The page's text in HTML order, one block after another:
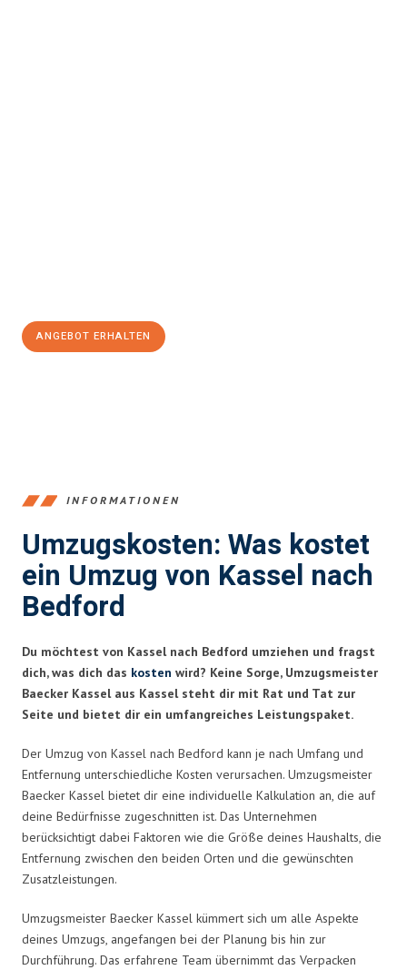
ANGEBOT ERHALTEN
INFORMATIONEN
Umzugskosten: Was kostet
ein Umzug von Kassel nach
Bedford
Du möchtest von Kassel nach Bedford umziehen und fragst
dich, was dich das kosten wird? Keine Sorge, Umzugsmeister
Baecker Kassel aus Kassel steht dir mit Rat und Tat zur
Seite und bietet dir ein umfangreiches Leistungspaket.
Der Umzug von Kassel nach Bedford kann je nach Umfang und
Entfernung unterschiedliche Kosten verursachen. Umzugsmeister
Baecker Kassel bietet dir eine individuelle Kalkulation an, die auf
deine Bedürfnisse zugeschnitten ist. Das Unternehmen
berücksichtigt dabei Faktoren wie die Größe deines Haushalts, die
Entfernung zwischen den beiden Orten und die gewünschten
Zusatzleistungen.
Umzugsmeister Baecker Kassel kümmert sich um alle Aspekte
deines Umzugs, angefangen bei der Planung bis hin zur
Durchführung. Das erfahrene Team übernimmt das Verpacken